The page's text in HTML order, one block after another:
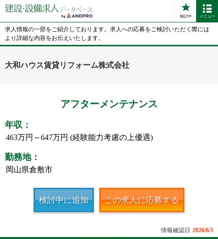
検討中 メニュー
求人情報の一部をご紹介しております。求人への応募をご検討いただく際には
より詳細な内容をお伝えいたします。
大和ハウス賃貸リフォーム株式会社
アフターメンテナンス
年収：
463万円～647万円 (経験能力考慮の上優遇)
勤務地：
岡山県倉敷市
検討中に追加 この求人に応募する
情報確認日 2026/6/3